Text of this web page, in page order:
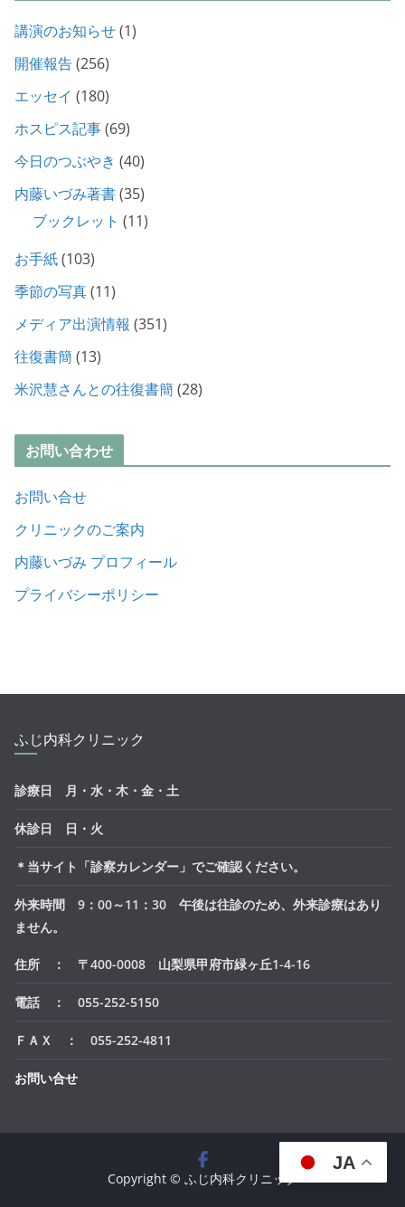
講演のお知らせ(1)
開催報告(256)
エッセイ (180)
ホスピス記事(69)
今日のつぶやき (40)
内藤いづみ著書(35)
ブックレット (11)
お手紙(103)
季節の写真(11)
メディア出演情報 (351)
往復書簡 (13)
米沢慧さんとの往復書簡 (28)
お問い合わせ
お問い合せ
クリニックのご案内
内藤いづみ プロフィール
プライバシーポリシー
ふじ内科クリニック
診療日 月・水・木・金・土
休診日 日・火
＊当サイト「診察カレンダー」でご確認ください。
外来時間 9：00～11：30 午後は往診のため、外来診療はあり
ません。
住所 ： 〒400-0008 山梨県甲府市緑ヶ丘1-4-16
電話 ： 055-252-5150
ＦＡＸ ： 055-252-4811
お問い合せ
Copyright © ふじ内科クリニック
JA